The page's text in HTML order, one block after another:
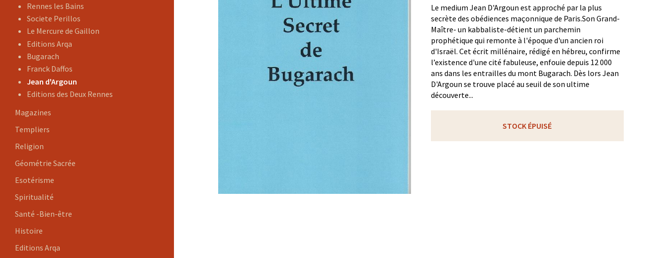
Rennes les Bains
Societe Perillos
Le Mercure de Gaillon
Editions Arqa
Bugarach
Franck Daffos
Jean d'Argoun
Editions des Deux Rennes
Magazines
Templiers
Religion
Géométrie Sacrée
Esotérisme
Spiritualité
Santé -Bien-être
Histoire
Editions Arqa
Le medium Jean D'Argoun est approché par la plus
secrète des obédiences maçonnique de Paris.Son Grand-
Maître- un kabbaliste-détient un parchemin
prophétique qui remonte à l'époque d'un ancien roi
d'Israël. Cet écrit millénaire, rédigé en hébreu, confirme
l’existence d'une cité fabuleuse, enfouie depuis 12 000
ans dans les entrailles du mont Bugarach. Dès lors Jean
D'Argoun se trouve placé au seuil de son ultime
découverte...
STOCK ÉPUISÉ